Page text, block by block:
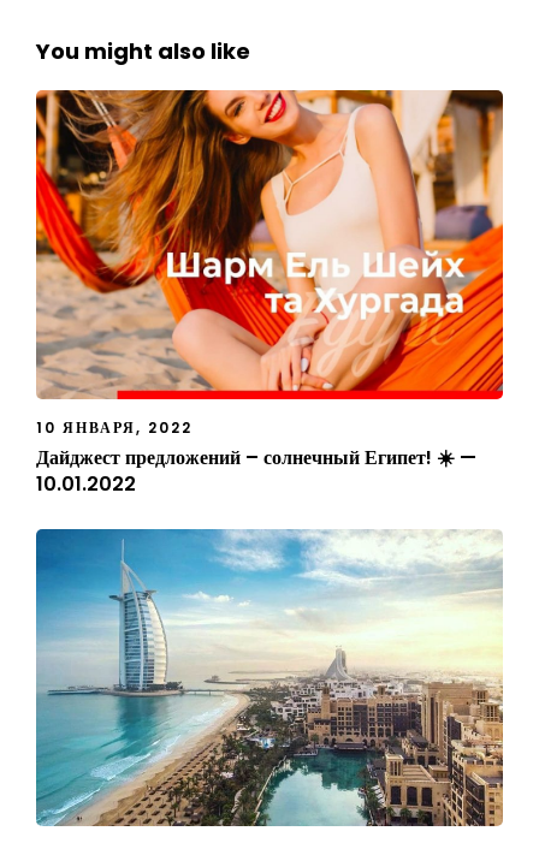
You might also like
10 ЯНВАРЯ, 2022
Дайджест предложений – солнечный Египет! ☀️ —
10.01.2022